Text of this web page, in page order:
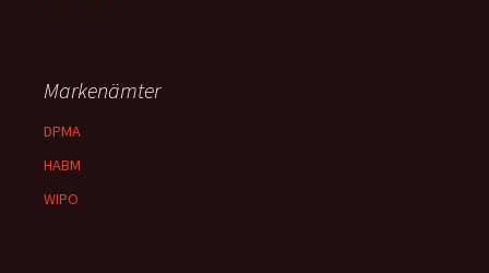
Markenämter
DPMA
HABM
WIPO